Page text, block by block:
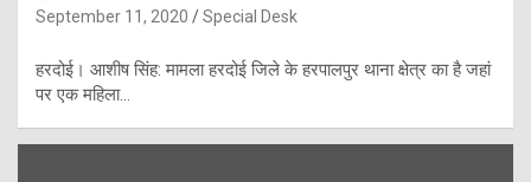
September 11, 2020 Special Desk
हरदोई। आशीष सिंह: मामला हरदोई जिले के हरपालपुर थाना क्षेत्र का है जहां
पर एक महिला…